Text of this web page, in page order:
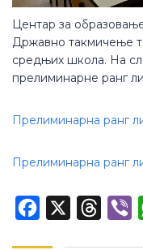
Центар за
Државно такмичење
средњих школа. На
прелиминарне ранг
Прелиминарна ранг
Прелиминарна ранг
Facebook